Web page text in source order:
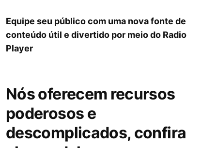
Equipe seu público com uma nova fonte de
conteúdo útil e divertido por meio do Radio
Player
Nós oferecem recursos
poderosos e
descomplicados, confira